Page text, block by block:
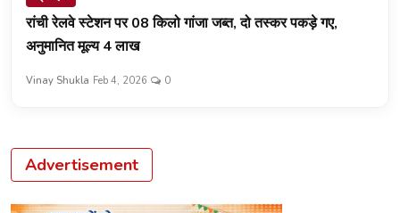
रांची रेलवे स्टेशन पर 08 किलो गांजा जब्त, दो तस्कर पकड़े गए,
अनुमानित मूल्य ₹4 लाख
Vinay Shukla Feb 4, 2026 0
Advertisement